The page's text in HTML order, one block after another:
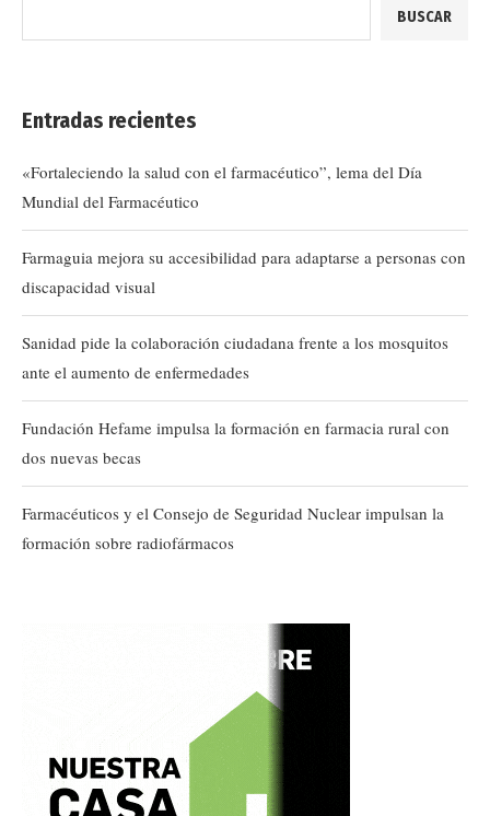
BUSCAR
Entradas recientes
«Fortaleciendo la salud con el farmacéutico”, lema del Día
Mundial del Farmacéutico
Farmaguia mejora su accesibilidad para adaptarse a personas con
discapacidad visual
Sanidad pide la colaboración ciudadana frente a los mosquitos
ante el aumento de enfermedades
Fundación Hefame impulsa la formación en farmacia rural con
dos nuevas becas
Farmacéuticos y el Consejo de Seguridad Nuclear impulsan la
formación sobre radiofármacos